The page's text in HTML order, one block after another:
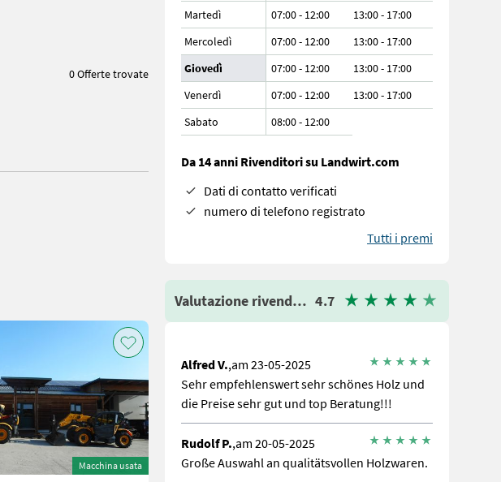
0 Offerte trovate
Macchina usata
Martedì
07:00 - 12:00
13:00 - 17:00
Mercoledì
07:00 - 12:00
13:00 - 17:00
Giovedì
07:00 - 12:00
13:00 - 17:00
Venerdì
07:00 - 12:00
13:00 - 17:00
Sabato
08:00- 12:00
Da 14 anni Rivenditori su Landwirt.com
Dati di contatto verificati
numero di telefono registrato
Tutti i premi
Valutazione rivenditore 4.7
Alfred V.,am 23-05-2025
Sehr empfehlenswert sehr schönes Holz und
die Preise sehr gut und top Beratung!!!
Rudolf P.,am 20-05-2025
Große Auswahl an qualitätsvollen Holzwaren.